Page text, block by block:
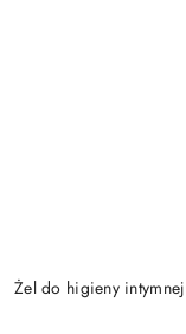
Żel do higieny